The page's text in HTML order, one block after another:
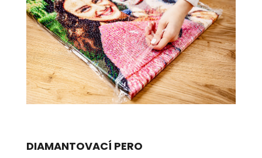
DIAMANTOVACÍ PERO